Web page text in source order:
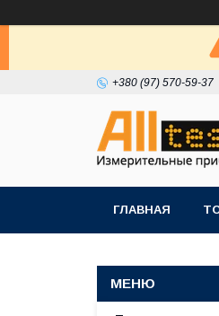
+380 (97) 570-59-37
ГЛАВНАЯ